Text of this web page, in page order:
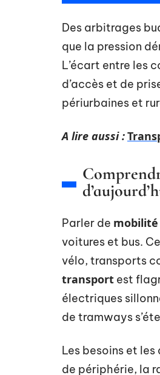
Des arbitrages
que la pression
L’écart entre les
d’accès et de
périurbaines et
A lire aussi :
Parler de
voitures et bus.
vélo, transports
transport est
électriques
de tramways
Les besoins et les
de périphérie, la